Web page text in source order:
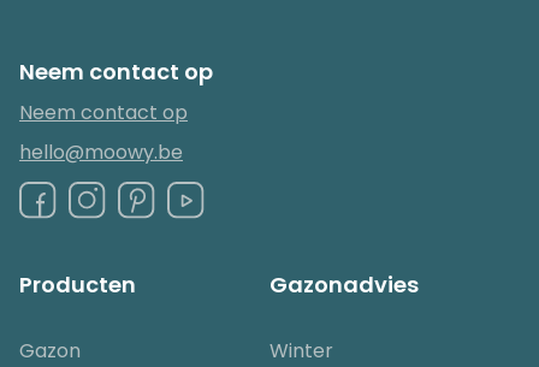
Neem contact op
Neem contact op
hello@moowy.be
Producten
Gazon
Gazonadvies
Winter